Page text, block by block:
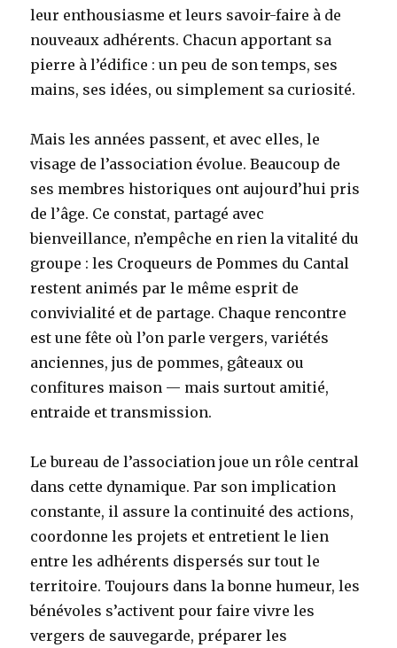
leur enthousiasme et leurs savoir-faire à de
nouveaux adhérents. Chacun apportant sa
pierre à l’édifice : un peu de son temps, ses
mains, ses idées, ou simplement sa curiosité.
Mais les années passent, et avec elles, le
visage de l’association évolue. Beaucoup de
ses membres historiques ont aujourd’hui pris
de l’âge. Ce constat, partagé avec
bienveillance, n’empêche en rien la vitalité du
groupe : les Croqueurs de Pommes du Cantal
restent animés par le même esprit de
convivialité et de partage. Chaque rencontre
est une fête où l’on parle vergers, variétés
anciennes, jus de pommes, gâteaux ou
confitures maison — mais surtout amitié,
entraide et transmission.
Le bureau de l’association joue un rôle central
dans cette dynamique. Par son implication
constante, il assure la continuité des actions,
coordonne les projets et entretient le lien
entre les adhérents dispersés sur tout le
territoire. Toujours dans la bonne humeur, les
bénévoles s’activent pour faire vivre les
vergers de sauvegarde, préparer les